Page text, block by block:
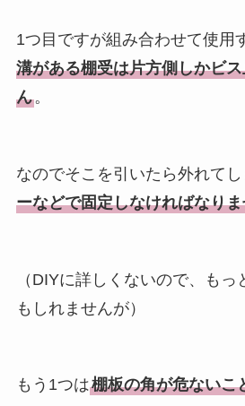
1つ目ですが組み合わせて使用
溝がある棚受は片方側しかビ
ん。
なのでそこを引いたら外れてし
ーなどで固定しなければなり
（DIYに詳しくないので、も
もしれませんが）
もう1つは棚板の角が危ないこ